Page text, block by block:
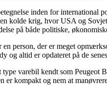
inden for international
kolde krig, hvor USA og
på både politiske,
person, der er meget
og altid er opdateret på de
varebil kendt som
kompakt og nem at